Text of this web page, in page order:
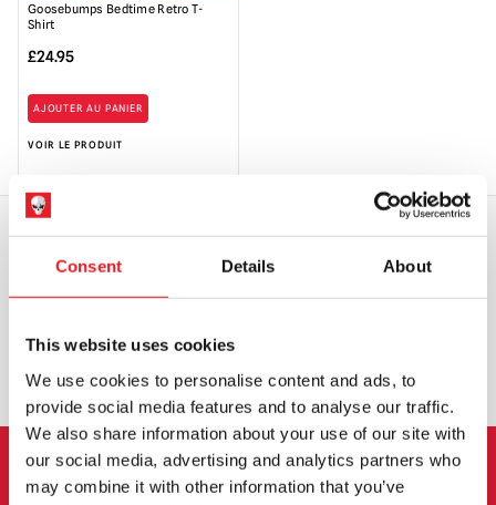
Consent Details About
This website uses cookies
We use cookies to personalise content and ads, to
provide social media features and to analyse our traffic.
We also share information about your use of our site with
our social media, advertising and analytics partners who
may combine it with other information that you’ve
Goosebumps Bedtime Retro T-
Shirt
£24.95
AJOUTER AU PANIER
VOIR LE PRODUIT
EXPÉDITION DANS LE MONDE ENTIER
LA PLUS GRANDE GAMME DU
ÉCHANGE OU RETOUR